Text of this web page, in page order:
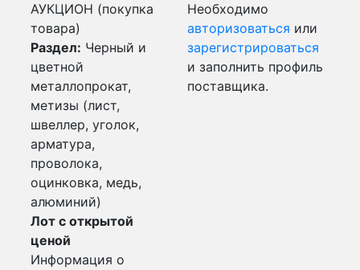
АУКЦИОН (покупка
товара)
Раздел: Черный и
цветной
металлопрокат,
метизы (лист,
швеллер, уголок,
арматура,
проволока,
оцинковка, медь,
алюминий)
Лот с открытой
ценой
Информация о
Необходимо
авторизоваться или
зарегистрироваться
и заполнить профиль
поставщика.